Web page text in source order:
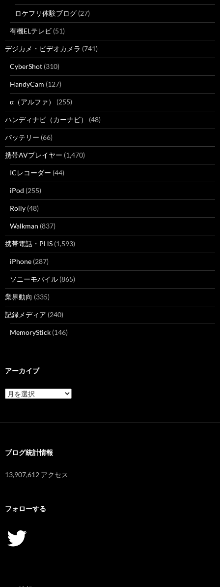
ロケフリ体験ブログ (27)
有機ELテレビ (51)
デジカメ・ビデオカメラ (741)
CyberShot (310)
HandyCam (127)
α（アルファ） (255)
ハンディナビ（カーナビ） (48)
バッテリー (66)
携帯AVプレイヤー (1,470)
ICレコーダー (44)
iPod (255)
Rolly (48)
Walkman (837)
携帯電話・PHS (1,593)
iPhone (287)
ソニーモバイル (865)
業界動向 (335)
記録メディア (240)
MemoryStick (146)
アーカイブ
ア
ー
ブログ統計情報
13,907,612 アクセス
フォローする
Twitter